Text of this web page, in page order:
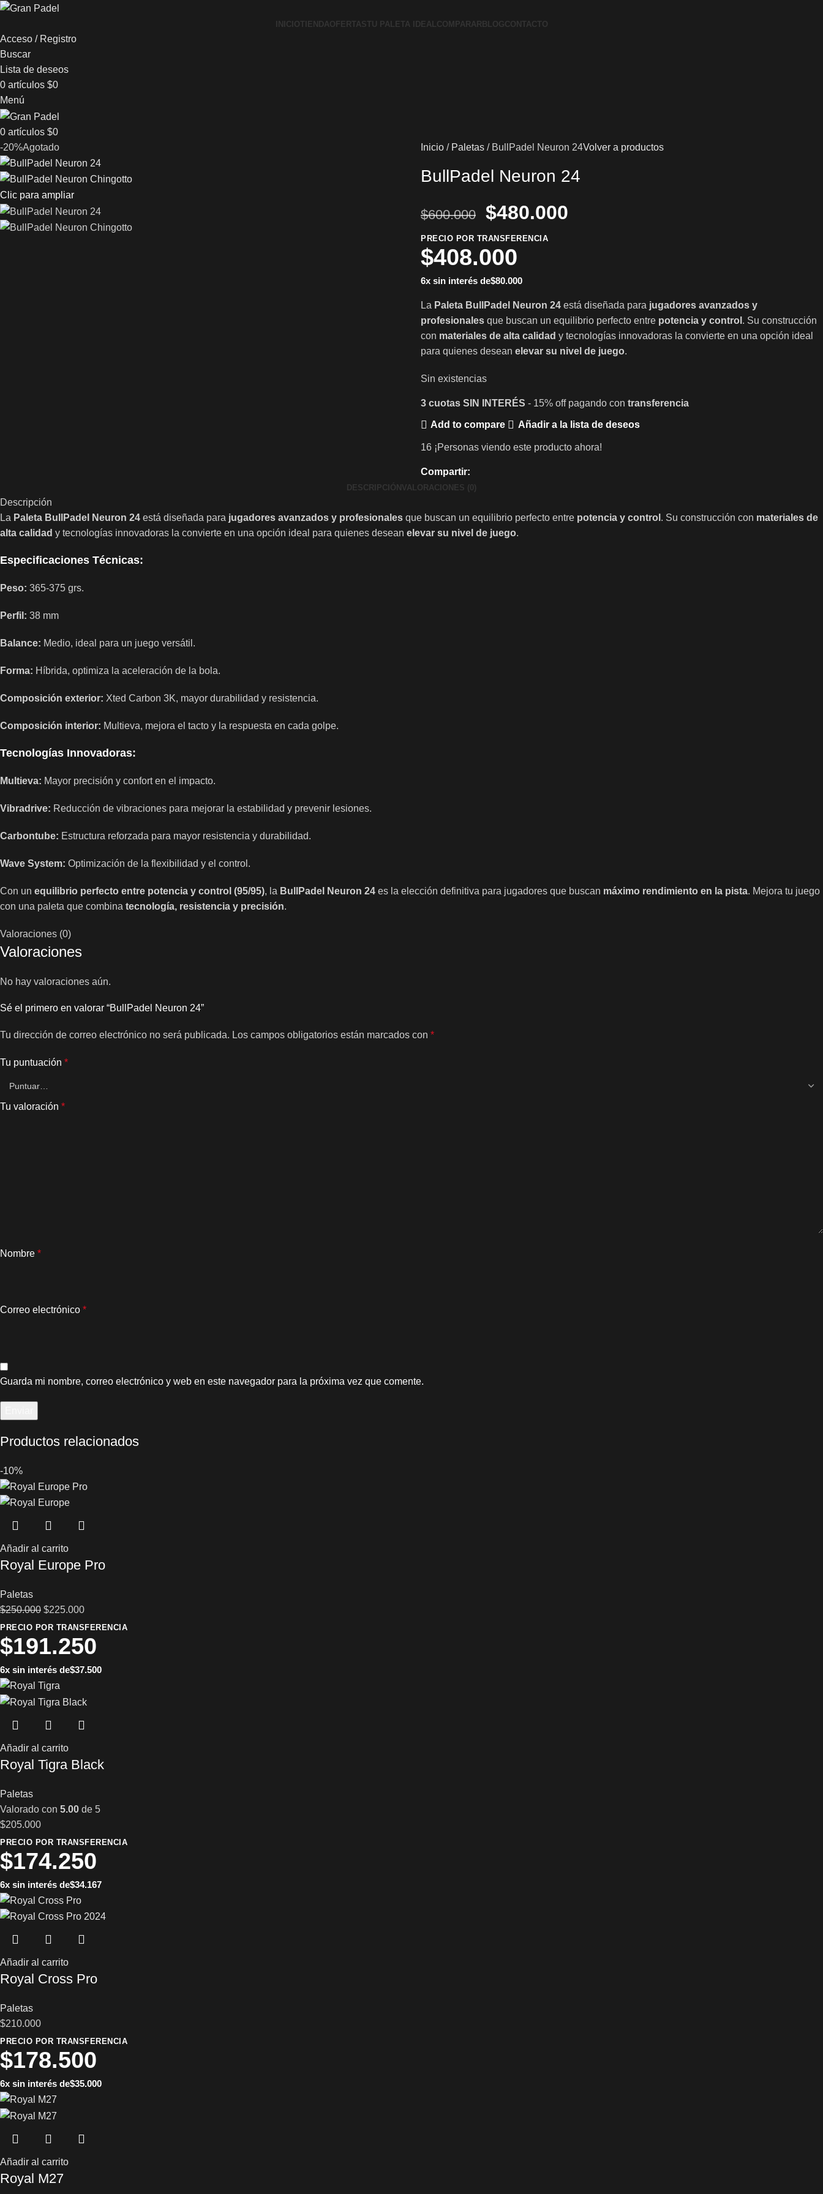
INICIOTIENDAOFERTASTU PALETA IDEALCOMPARAR BLOGCONTACTO
Acceso / Registro
Buscar
Lista de deseos
0 artículos $0
Menú
0 artículos $0
-20%Agotado
Clic para ampliar
Inicio Paletas BullPadel Neuron 24Volver a productos
BullPadel Neuron 24
$600.000 $480.000
PRECIO POR TRANSFERENCIA
$408.000
6x sin interés de$80.000
La Paleta BullPadel Neuron 24 está diseñada para jugadores avanzados y
profesionales que buscan un equilibrio perfecto entre potencia y control . Su construcción
con materiales de alta calidad y tecnologías innovadoras la convierte en una opción ideal
para quienes desean elevar su nivel de juego.
Sin existencias
3 cuotas SIN INTERÉS - 15% off pagando con transferencia
Add to compare Añadir a la lista de deseos
16 ¡Personas viendo este producto ahora!
Compartir:
DESCRIPCIÓNVALORACIONES (0)
Descripción
La Paleta BullPadel Neuron 24 está diseñada para jugadores avanzados y profesionales que buscan un equilibrio perfecto entre potencia y control . Su construcción con materiales de
alta calidad y tecnologías innovadoras la convierte en una opción ideal para quienes desean elevar su nivel de juego.
Especificaciones Técnicas:
Peso: 365-375 grs.
Perfil: 38 mm
Balance: Medio, ideal para un juego versátil.
Forma: Híbrida, optimiza la aceleración de la bola.
Composición exterior: Xted Carbon 3K, mayor durabilidad y resistencia.
Composición interior: Multieva, mejora el tacto y la respuesta en cada golpe.
Tecnologías Innovadoras:
Multieva: Mayor precisión y confort en el impacto.
Vibradrive: Reducción de vibraciones para mejorar la estabilidad y prevenir lesiones.
Carbontube: Estructura reforzada para mayor resistencia y durabilidad.
Wave System: Optimización de la flexibilidad y el control.
Con un equilibrio perfecto entre potencia y control (95/95), la BullPadel Neuron 24 es la elección definitiva para jugadores que buscan máximo rendimiento en la pista. Mejora tu juego
con una paleta que combina tecnología, resistencia y precisión.
Valoraciones (0)
Valoraciones
No hay valoraciones aún.
Sé el primero en valorar “BullPadel Neuron 24”
Tu dirección de correo electrónico no será publicada. Los campos obligatorios están marcados con *
Tu puntuación *
Tu valoración *
Nombre *
Correo electrónico *
Guarda mi nombre, correo electrónico y web en este navegador para la próxima vez que comente.
Productos relacionados
-10%
Añadir al carrito
Royal Europe Pro
Paletas
$250.000 $225.000
PRECIO POR TRANSFERENCIA
$191.250
6x sin interés de$37.500
Añadir al carrito
Royal Tigra Black
Paletas
Valorado con 5.00 de 5
$205.000
PRECIO POR TRANSFERENCIA
$174.250
6x sin interés de$34.167
Añadir al carrito
Royal Cross Pro
Paletas
$210.000
PRECIO POR TRANSFERENCIA
$178.500
6x sin interés de$35.000
Añadir al carrito
Royal M27